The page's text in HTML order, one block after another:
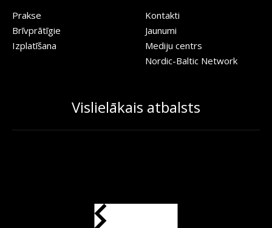
Prakse
Brīvprātīgie
Izplatīšana
Kontakti
Jaunumi
Mediju centrs
Nordic-Baltic Network
Vislielākais atbalsts